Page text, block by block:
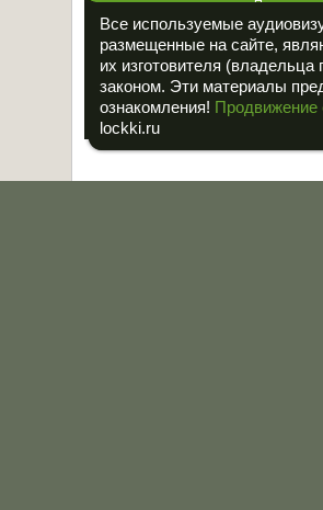
При полном
ссылка на «
Все используемые
размещенные на сайте,
их изготовителя (владельца
законом. Эти материалы
ознакомления! Продвижение
lockki.ru